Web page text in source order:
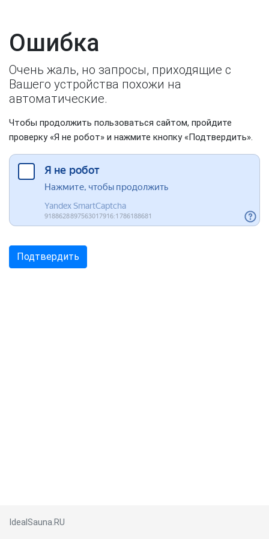
Ошибка
Очень жаль, но запросы, приходящие с
Вашего устройства похожи на
автоматические.
Чтобы продолжить пользоваться сайтом, пройдите
проверку «Я не робот» и нажмите кнопку «Подтвердить».
IdealSauna.RU